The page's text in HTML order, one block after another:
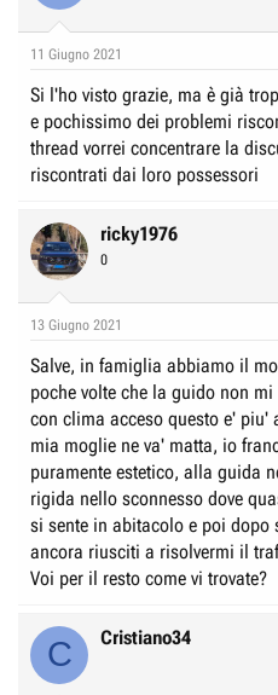
11 Giugno 2021
Si l'ho visto grazie, ma è già
e pochissimo dei problemi
thread vorrei concentrare la
riscontrati dai loro possessori
ricky1976
0
13 Giugno 2021
Salve, in famiglia abbiamo il
poche volte che la guido non
con clima acceso questo e' piu'
mia moglie ne va' matta, io
puramente estetico, alla guida
rigida nello sconnesso dove
si sente in abitacolo e poi dopo
ancora riusciti a risolvermi il
Voi per il resto come vi trovate?
C Cristiano34